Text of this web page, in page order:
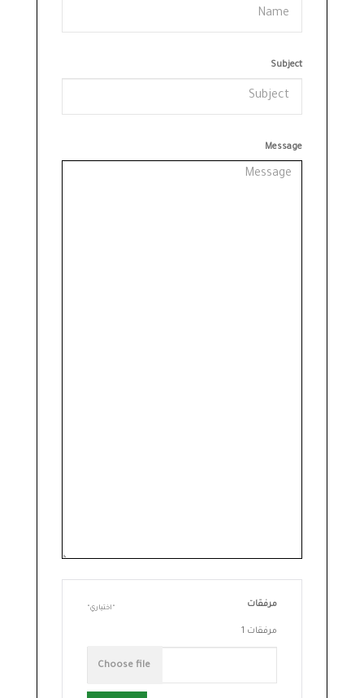
Subject
Message
مرفقات اختياري
مرفقات 1